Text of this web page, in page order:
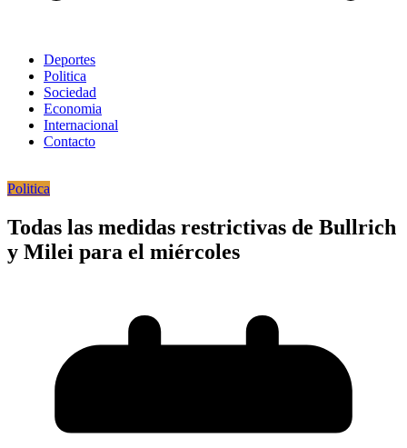
Deportes
Politica
Sociedad
Economia
Internacional
Contacto
Politica
Todas las medidas restrictivas de Bullrich
y Milei para el miércoles